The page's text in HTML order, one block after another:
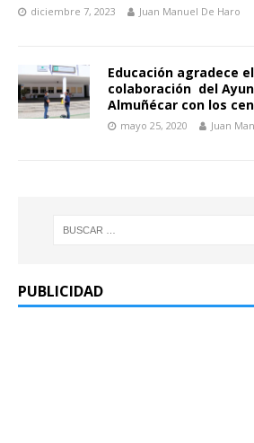
diciembre 7, 2023 Juan Manuel De Haro
Educación agradece
colaboración del
Almuñécar con los
mayo 25, 2020 Juan
PUBLICIDAD